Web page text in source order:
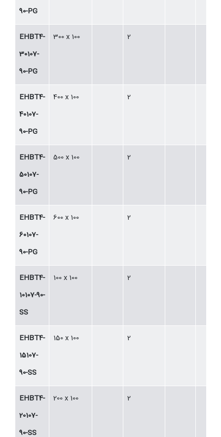
90-PG
EHBT4-
30107-
90-PG
300 x 100 2
EHBT4-
40107-
90-PG
400 x 100 2
EHBT4-
50107-
90-PG
500 x 100 2
EHBT4-
60107-
90-PG
600 x 100 2
EHBT4-
10107-90-
SS
100 x 100 2
EHBT4-
15107-
90-SS
150 x 100 2
EHBT4-
20107-
90-SS
200 x 100 2